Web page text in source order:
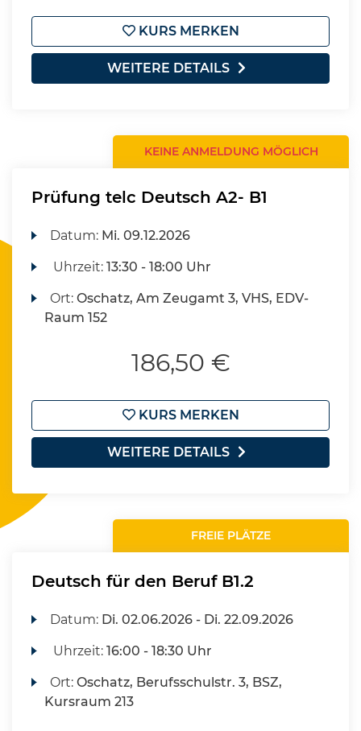
KURS MERKEN
WEITERE DETAILS
KEINE ANMELDUNG MÖGLICH
Prüfung telc Deutsch A2- B1
Datum: Mi. 09.12.2026
Uhrzeit:13:30 - 18:00 Uhr
Ort:Oschatz, Am Zeugamt 3, VHS, EDV-
Raum 152
186,50 €
KURS MERKEN
WEITERE DETAILS
FREIE PLÄTZE
Deutsch für den Beruf B1.2
Datum: Di. 02.06.2026 - Di. 22.09.2026
Uhrzeit:16:00 - 18:30 Uhr
Ort:Oschatz, Berufsschulstr. 3, BSZ,
Kursraum 213